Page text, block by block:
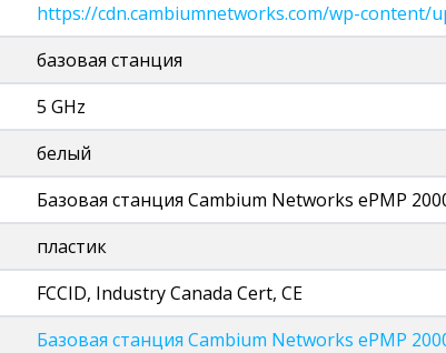
https://cdn.cambiumnetworks.com/wp-content/
базовая станция
5 GHz
белый
Базовая станция Cambium Networks ePMP
пластик
FCCID, Industry Canada Cert, CE
Базовая станция Cambium Networks ePMP